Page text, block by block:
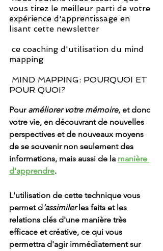
vous tirez le meilleur parti de votre
expérience d'apprentissage en
lisant cette newsletter
mapping
POUR QUOI?
Pour améliorer votre mémoire, et donc
votre vie, en découvrant de nouvelles
perspectives et de nouveaux moyens
de se souvenir non seulement des
informations, mais aussi de la manière
d'apprendre.
L'utilisation de cette technique vous
permet d 'assimiler les faits et les
relations clés d'une manière très
efficace et créative, ce qui vous
permettra d'agir immédiatement sur